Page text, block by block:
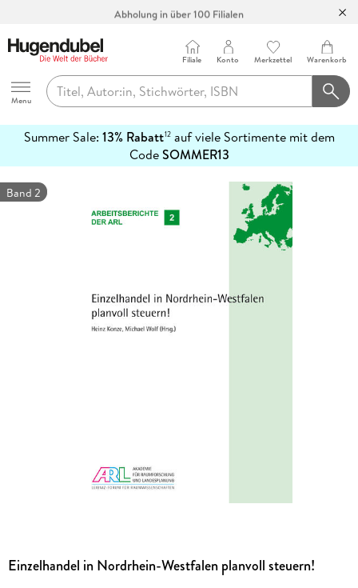
Abholung in über 100 Filialen
Hugendubel
Menu
Filiale Konto Merkzettel Warenkorb
Summer Sale: 13% Rabatt12auf viele Sortimente mit dem
CodeSOMMER13
erfahren
Band 2
Einzelhandel in Nordrhein-Westfalen planvoll steuern!